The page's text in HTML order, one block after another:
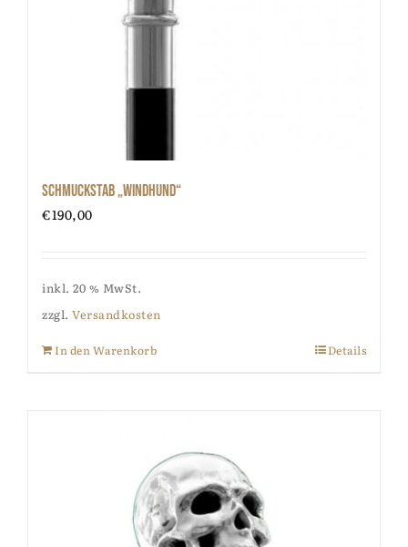
Schmuckstab „Windhund“
€190,00
inkl. 20 % MwSt.
zzgl. Versandkosten
In den Warenkorb Details